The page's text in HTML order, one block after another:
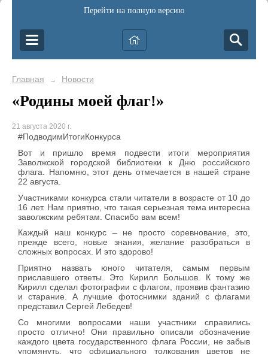
Перейти на полную версию
Главная → Новости
«Родины моей флаг!»
21 августа 2020 г.
#ПодводимИтогиКонкурса
Вот и пришло время подвести итоги мероприятия
Заволжской городской библиотеки к Дню российского
флага. Напомню, этот день отмечается в нашей стране
22 августа.
Участниками конкурса стали читатели в возрасте от 10 до
16 лет. Нам приятно, что такая серьезная тема интересна
заволжским ребятам. Спасибо вам всем!
Каждый наш конкурс – не просто соревнование, это,
прежде всего, новые знания, желание разобраться в
сложных вопросах. И это здорово!
Приятно назвать юного читателя, самым первым
приславшего ответы. Это Кирилл Большов. К тому же
Кирилл сделал фотографии с флагом, проявив фантазию
и старание. А лучшие фотоснимки зданий с флагами
представил Сергей Лебедев!
Со многими вопросами наши участники справились
просто отлично! Они правильно описали обозначение
каждого цвета государственного флага России, не забыв
упомянуть, что официального толкования цветов не